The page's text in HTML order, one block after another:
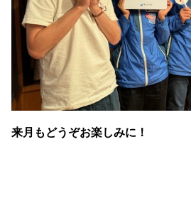
来月もどうぞお楽しみに！